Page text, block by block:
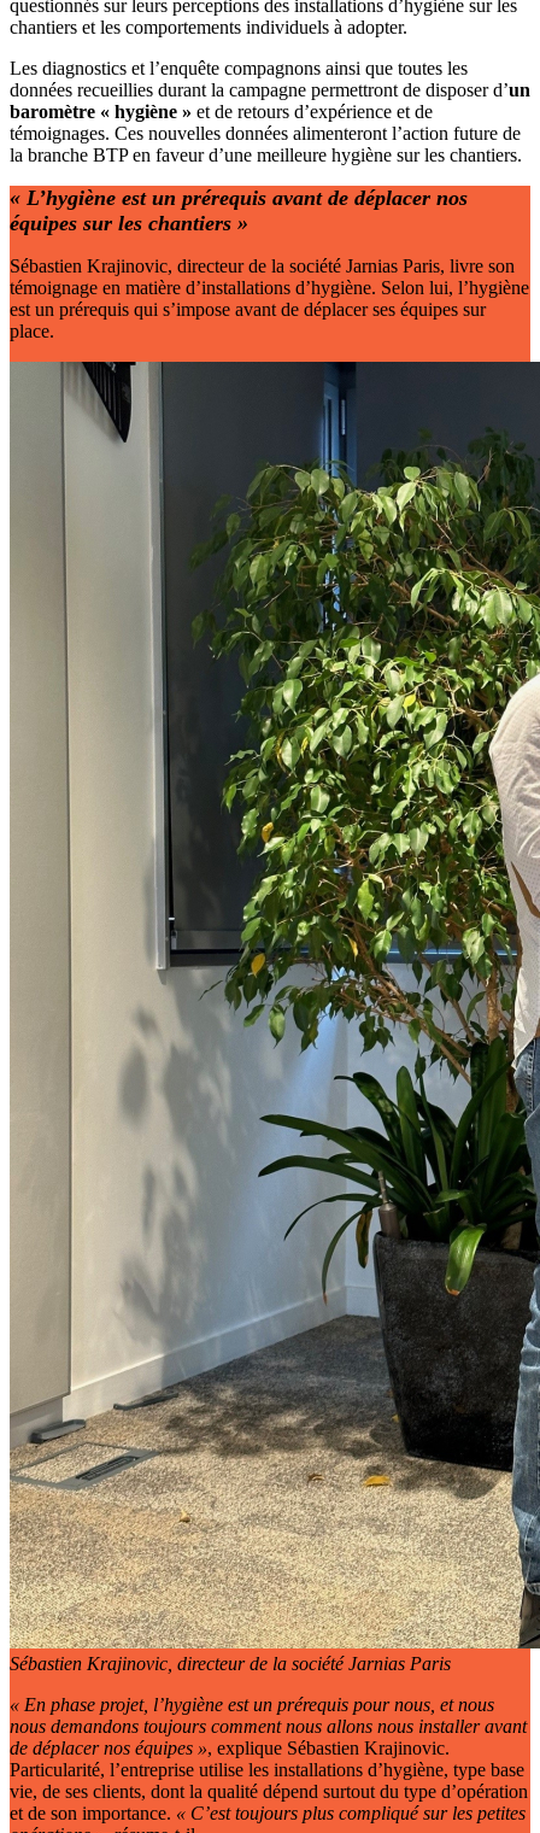
questionnés sur leurs perceptions des installations d’hygiène sur les
chantiers et les comportements individuels à adopter.
Les diagnostics et l’enquête compagnons ainsi que toutes les
données recueillies durant la campagne permettront de disposer d’un
baromètre « hygiène » et de retours d’expérience et de
témoignages. Ces nouvelles données alimenteront l’action future de
la branche BTP en faveur d’une meilleure hygiène sur les chantiers.
« L’hygiène est un prérequis avant de déplacer nos
équipes sur les chantiers »
Sébastien Krajinovic, directeur de la société Jarnias Paris, livre son
témoignage en matière d’installations d’hygiène. Selon lui, l’hygiène
est un prérequis qui s’impose avant de déplacer ses équipes sur
place.
Sébastien Krajinovic, directeur de la société Jarnias Paris
« En phase projet, l’hygiène est un prérequis pour nous, et nous
nous demandons toujours comment nous allons nous installer avant
de déplacer nos équipes », explique Sébastien Krajinovic.
Particularité, l’entreprise utilise les installations d’hygiène, type base
vie, de ses clients, dont la qualité dépend surtout du type d’opération
et de son importance. « C’est toujours plus compliqué sur les petites